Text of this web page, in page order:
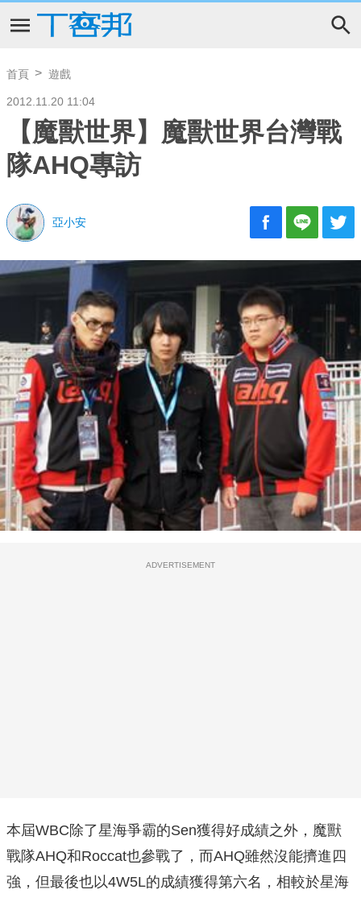
首頁 遊戲
2012.11.20 11:04
【魔獸世界】魔獸世界台灣戰
隊AHQ專訪
亞小安
ADVERTISEMENT
本屆WBC除了星海爭霸的Sen獲得好成績之外，魔獸
戰隊AHQ和Roccat也參戰了，而AHQ雖然沒能擠進四
強，但最後也以4W5L的成績獲得第六名，相較於星海